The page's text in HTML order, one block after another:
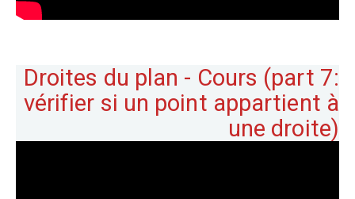
Droites du plan - Cours (part 7:
vérifier si un point appartient à
une droite)